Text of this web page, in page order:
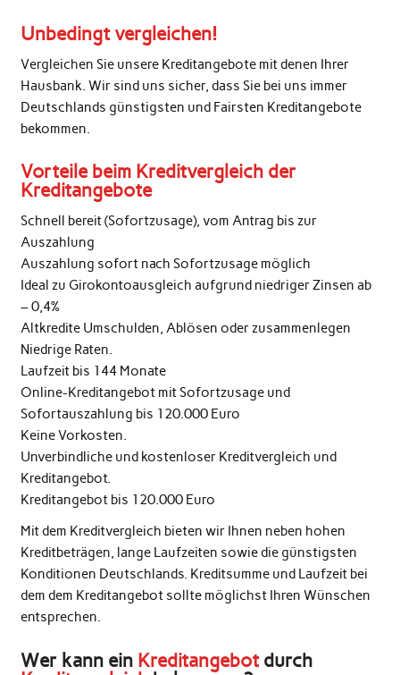
Unbedingt vergleichen!
Vergleichen Sie unsere Kreditangebote mit denen Ihrer
Hausbank. Wir sind uns sicher, dass Sie bei uns immer
Deutschlands günstigsten und Fairsten Kreditangebote
bekommen.
Vorteile beim Kreditvergleich der
Kreditangebote
Schnell bereit (Sofortzusage), vom Antrag bis zur
Auszahlung
Auszahlung sofort nach Sofortzusage möglich
Ideal zu Girokontoausgleich aufgrund niedriger Zinsen ab
– 0,4%
Altkredite Umschulden, Ablösen oder zusammenlegen
Niedrige Raten.
Laufzeit bis 144 Monate
Online-Kreditangebot mit Sofortzusage und
Sofortauszahlung bis 120.000 Euro
Keine Vorkosten.
Unverbindliche und kostenloser Kreditvergleich und
Kreditangebot.
Kreditangebot bis 120.000 Euro
Mit dem Kreditvergleich bieten wir Ihnen neben hohen
Kreditbeträgen, lange Laufzeiten sowie die günstigsten
Konditionen Deutschlands. Kreditsumme und Laufzeit bei
dem dem Kreditangebot sollte möglichst Ihren Wünschen
entsprechen.
Wer kann ein Kreditangebotdurch